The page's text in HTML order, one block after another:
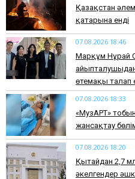
Қазақстан
қатарына енді
07.08.2026 18:46
Марқұм Нұрай
өтемақы талап
07.08.2026 18:33
«МузАРТ»
жансақтау
07.08.2026 18:20
Қытайдан 2,7
әкелгендер